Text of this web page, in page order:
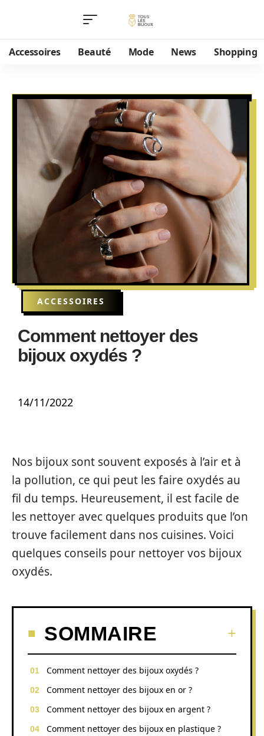
Accessoires Beauté Mode News Shopping
ACCESSOIRES
Comment nettoyer des
bijoux oxydés ?
14/11/2022
Nos bijoux sont souvent exposés à l’air et à
la pollution, ce qui peut les faire oxydés au
fil du temps. Heureusement, il est facile de
les nettoyer avec quelques produits que l’on
trouve facilement dans nos cuisines. Voici
quelques conseils pour nettoyer vos bijoux
oxydés.
SOMMAIRE
Comment nettoyer des bijoux oxydés ?
Comment nettoyer des bijoux en or ?
Comment nettoyer des bijoux en argent ?
Comment nettoyer des bijoux en plastique ?